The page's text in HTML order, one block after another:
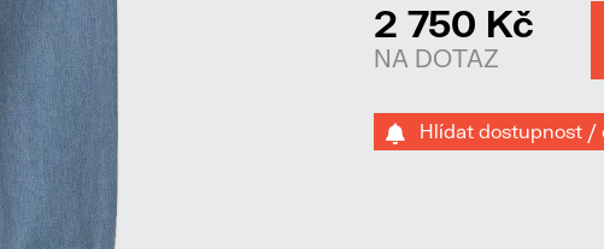
2 750 Kč
NA DOTAZ
Hlídat dostupnost /